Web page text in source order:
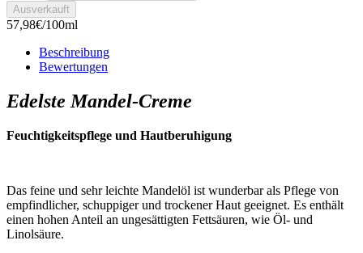
57,98€/100ml
Beschreibung
Bewertungen
Edelste Mandel-Creme
Feuchtigkeitspflege und Hautberuhigung
Das feine und sehr leichte Mandelöl ist wunderbar als Pflege von
empfindlicher, schuppiger und trockener Haut geeignet. Es enthält
einen hohen Anteil an ungesättigten Fettsäuren, wie Öl- und
Linolsäure.